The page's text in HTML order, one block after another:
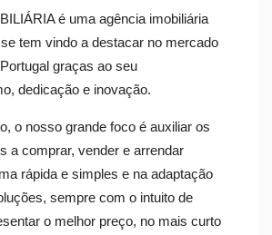
é uma agência imobiliária
tem vindo a destacar no mercado
graças ao seu
dedicação e inovação.
o nosso grande foco é auxiliar os
a comprar, vender e arrendar
rápida e simples e na adaptação
sempre com o intuito de
o melhor preço, no mais curto